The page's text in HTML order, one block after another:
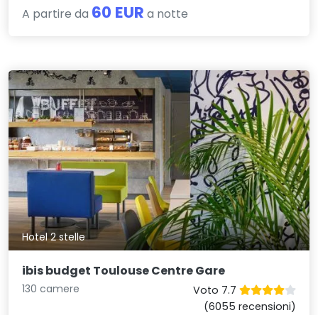
A partire da 60 EUR a notte
Hotel 2 stelle
ibis budget Toulouse Centre Gare
130 camere
Voto 7.7
(6055 recensioni)